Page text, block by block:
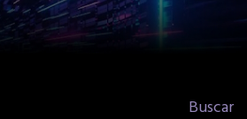
Buscar